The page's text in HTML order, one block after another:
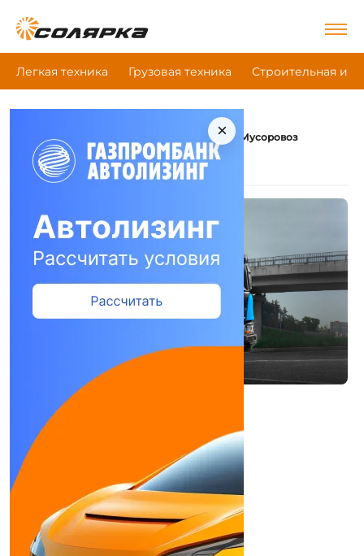
Легкая техника Грузовая техника Строительная и
×
Главная Scania | Мусоровоз
Scania Мусоровоз
SCANIA P280B4x2NA
Мусоровоз
Объем двигателя:
Макс. мощность:
Используемое топливо:
Дизель
Двигатель:
DC09 119 280
Дилеры
Скания-Русь